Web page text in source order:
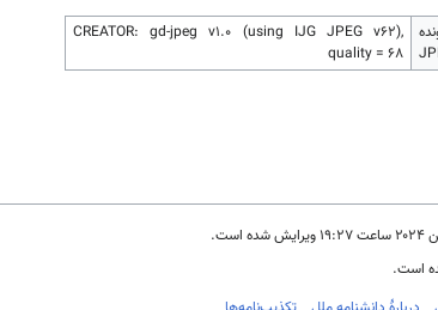
CREATOR: gd-jpeg v1.0 (using IJG JPEG v62),
quality = 68